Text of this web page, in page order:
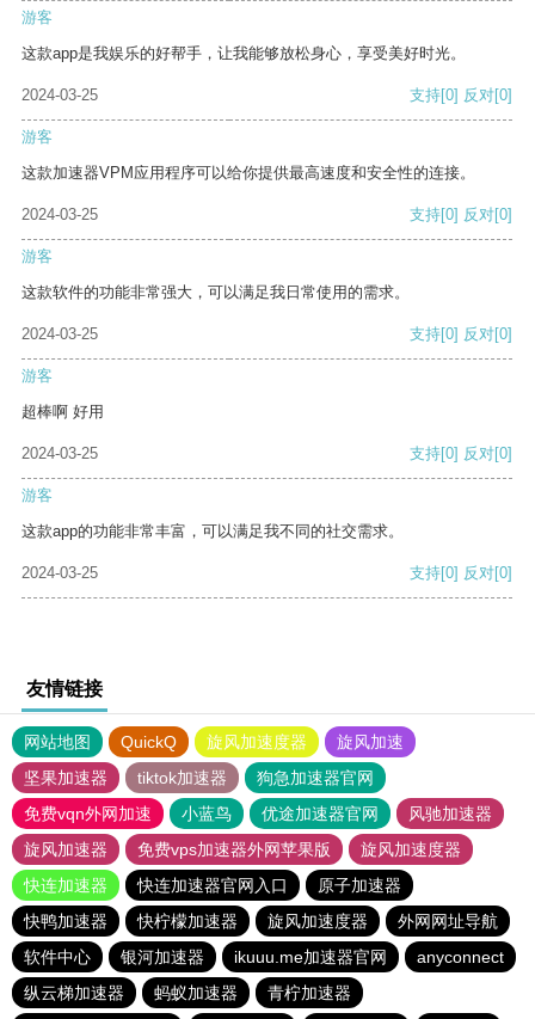
游客
这款app是我娱乐的好帮手，让我能够放松身心，享受美好时光。
2024-03-25 支持[0] 反对[0]
游客
这款加速器VPM应用程序可以给你提供最高速度和安全性的连接。
2024-03-25 支持[0] 反对[0]
游客
这款软件的功能非常强大，可以满足我日常使用的需求。
2024-03-25 支持[0] 反对[0]
游客
超棒啊 好用
2024-03-25 支持[0] 反对[0]
游客
这款app的功能非常丰富，可以满足我不同的社交需求。
2024-03-25 支持[0] 反对[0]
友情链接
网站地图 QuickQ 旋风加速度器
旋风加速
坚果加速器
tiktok加速器
狗急加速器官网
免费vqn外网加速
小蓝鸟 优途加速器官网
风驰加速器
旋风加速器
免费vps加速器外网苹果版
旋风加速度器
快连加速器
快连加速器官网入口
原子加速器
快鸭加速器
快柠檬加速器 旋风加速度器
外网网址导航
软件中心
银河加速器 ikuuu.me加速器官网
anyconnect
纵云梯加速器
蚂蚁加速器 青柠加速器